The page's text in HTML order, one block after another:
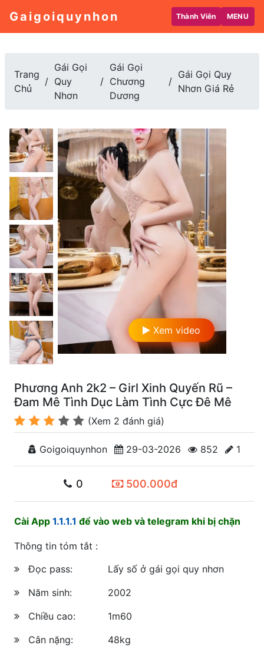
Gaigoiquynhon Thành Viên MENU
Trang
Chủ
Gái Gọi
Quy
Nhơn
Gái Gọi
Chương
Dương
Gái Gọi Quy
Nhơn Giá Rẻ
Xem video
Phương Anh 2k2 – Girl Xinh Quyến Rũ –
Đam Mê Tình Dục Làm Tình Cực Đê Mê
(Xem 2 đánh giá)
Goigoiquynhon 29-03-2026 852 1
0 500.000đ
Cài App 1.1.1.1 để vào web và telegram khi bị chặn
Thông tin tóm tắt :
Đọc pass:
Lấy số ở gái gọi quy nhơn
Năm sinh:
2002
Chiều cao:
1m60
Cân nặng:
48kg